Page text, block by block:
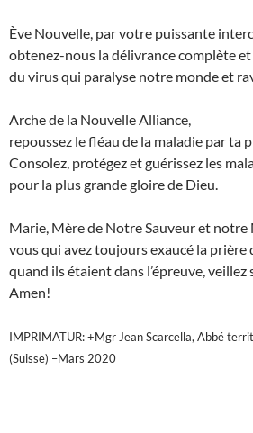
Ève Nouvelle, par votre puissante
obtenez-nous la délivrance complète
du virus qui paralyse notre monde et
Arche de la Nouvelle Alliance,
repoussez le fléau de la maladie par ta
Consolez, protégez et guérissez les
pour la plus grande gloire de Dieu.
Marie, Mère de Notre Sauveur et notre
vous qui avez toujours exaucé la prière
quand ils étaient dans l’épreuve, veillez
Amen!
IMPRIMATUR: +Mgr Jean Scarcella, Abbé
(Suisse) –Mars 2020